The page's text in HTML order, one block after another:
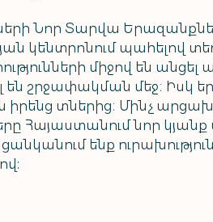
Նոր Տարվա
կենտրոնում պահելով
միջով են անցել
շրջափակման մեջ։ Իսկ
տներից։ Մինչ
Հայաստանում նոր կյանք
ենք